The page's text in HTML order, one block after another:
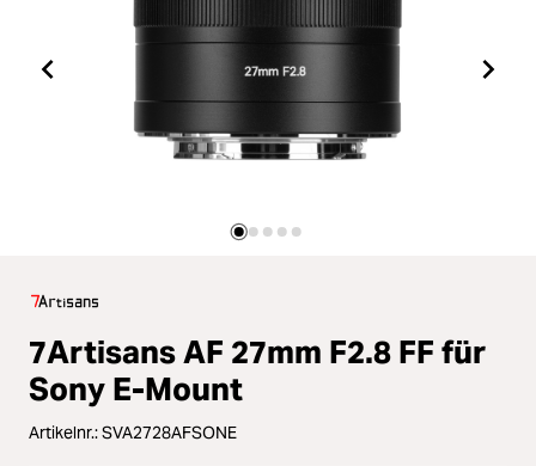
Objektive
Loading...
Video & Drohnen
Stative & Gimbals
Zubehör
Loading...
Licht & Studio
Loading...
Bildbearbeitung
7Artisans AF 27mm F2.8 FF für
Sony E-Mount
Artikelnr.:SVA2728AFSONE